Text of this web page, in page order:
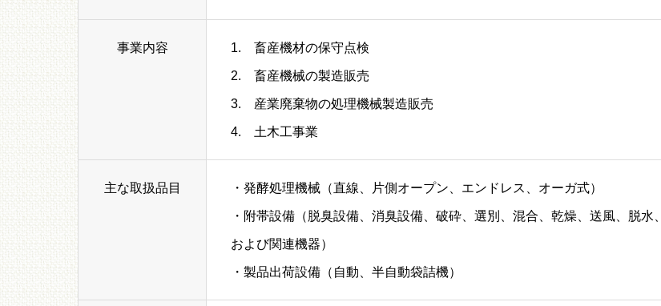
事業内容 1. 畜産機材の保守点検
2. 畜産機械の製造販売
3. 産業廃棄物の処理機械製造販売
4. 土木工事業
主な取扱品目 ・発酵処理機械（直線、片側オープン、エンドレス、オーガ式）
・附帯設備（脱臭設備、消臭設備、破砕、選別、混合、乾燥、送風、脱水、
および関連機器）
・製品出荷設備（自動、半自動袋詰機）